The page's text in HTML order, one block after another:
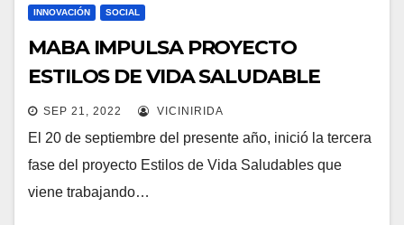
INNOVACIÓN SOCIAL
MABA IMPULSA PROYECTO
ESTILOS DE VIDA SALUDABLE
SEP 21, 2022 VICINIRIDA
El 20 de septiembre del presente año, inició la tercera
fase del proyecto Estilos de Vida Saludables que
viene trabajando…